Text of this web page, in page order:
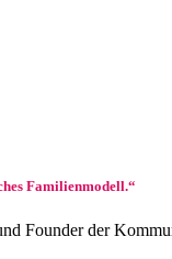
Familienmodell.“
Founder der